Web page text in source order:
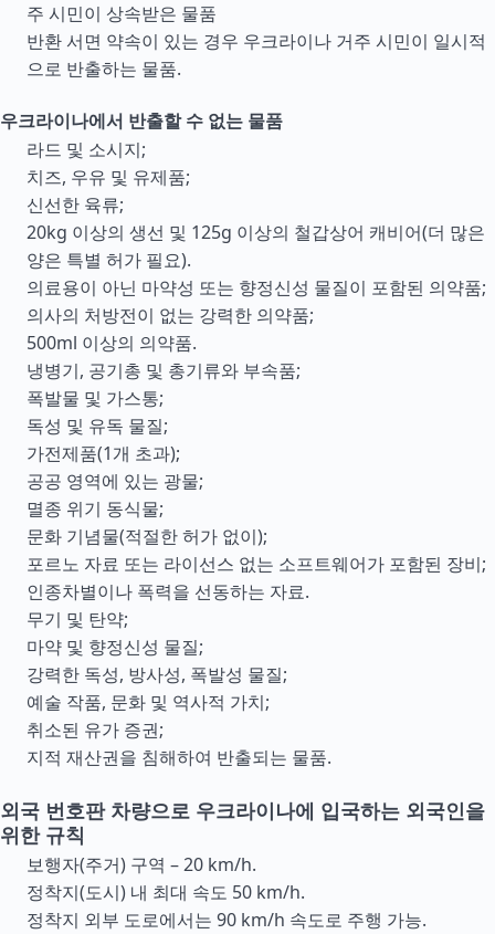
주 시민이 상속받은 물품
반환 서면 약속이 있는 경우 우크라이나 거주 시민이 일시적
으로 반출하는 물품.
우크라이나에서 반출할 수 없는 물품
라드 및 소시지;
치즈, 우유 및 유제품;
신선한 육류;
20kg 이상의 생선 및 125g 이상의 철갑상어 캐비어(더 많은
양은 특별 허가 필요).
의료용이 아닌 마약성 또는 향정신성 물질이 포함된 의약품;
의사의 처방전이 없는 강력한 의약품;
500ml 이상의 의약품.
냉병기, 공기총 및 총기류와 부속품;
폭발물 및 가스통;
독성 및 유독 물질;
가전제품(1개 초과);
공공 영역에 있는 광물;
멸종 위기 동식물;
문화 기념물(적절한 허가 없이);
포르노 자료 또는 라이선스 없는 소프트웨어가 포함된 장비;
인종차별이나 폭력을 선동하는 자료.
무기 및 탄약;
마약 및 향정신성 물질;
강력한 독성, 방사성, 폭발성 물질;
예술 작품, 문화 및 역사적 가치;
취소된 유가 증권;
지적 재산권을 침해하여 반출되는 물품.
외국 번호판 차량으로 우크라이나에 입국하는 외국인을
위한 규칙
보행자(주거) 구역 – 20 km/h.
정착지(도시) 내 최대 속도 50 km/h.
정착지 외부 도로에서는 90 km/h 속도로 주행 가능.